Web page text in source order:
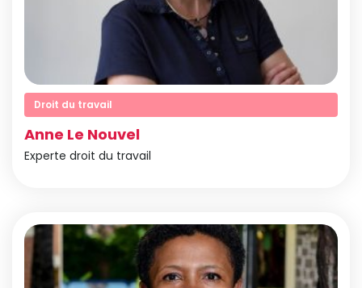
Droit du travail
Anne Le Nouvel
Experte droit du travail